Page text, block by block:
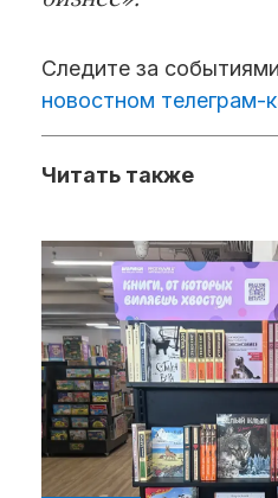
Следите за
новостном телеграм-
Читать также